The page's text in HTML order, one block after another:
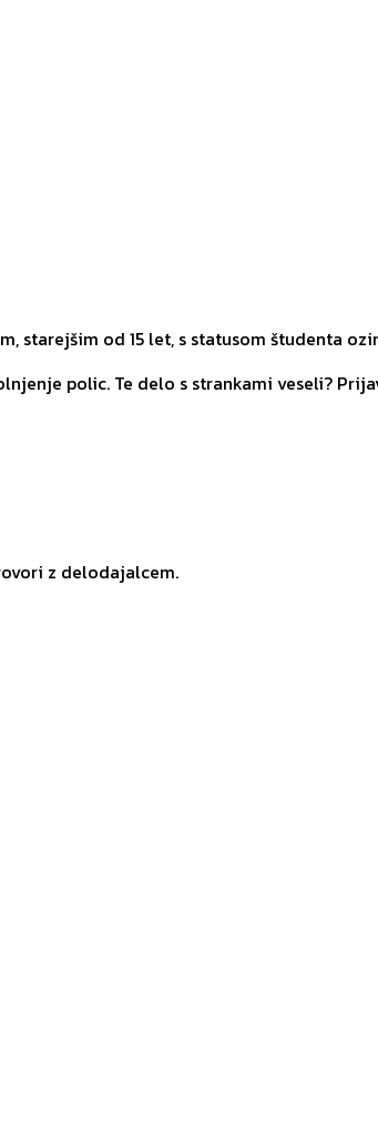
starejšim od 15 let, s statusom študenta
polic. Te delo s strankami veseli?
z delodajalcem.